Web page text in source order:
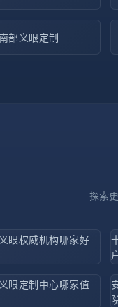
部义眼定制
探索
眼权威机构哪家好
眼定制中心哪家值